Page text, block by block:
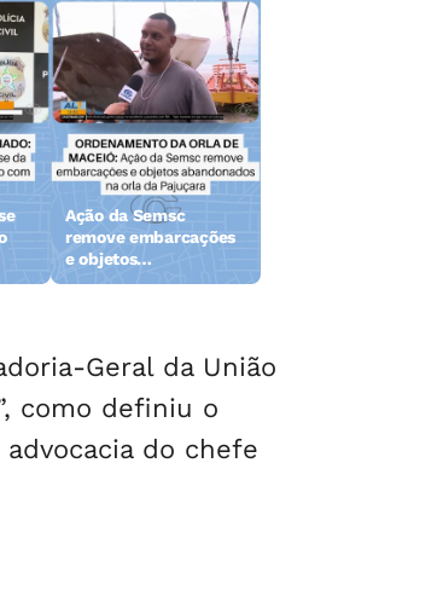
Ação da Semsc
remove embarcações
e objetos
abandonados na orla
Geral da União
como definiu o
do chefe